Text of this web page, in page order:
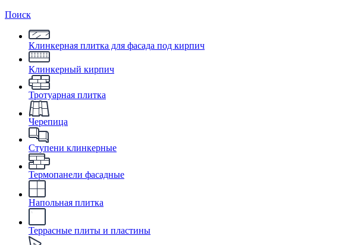
Поиск
Клинкерная плитка для фасада под кирпич
Клинкерный кирпич
Тротуарная плитка
Черепица
Ступени клинкерные
Термопанели фасадные
Напольная плитка
Террасные плиты и пластины